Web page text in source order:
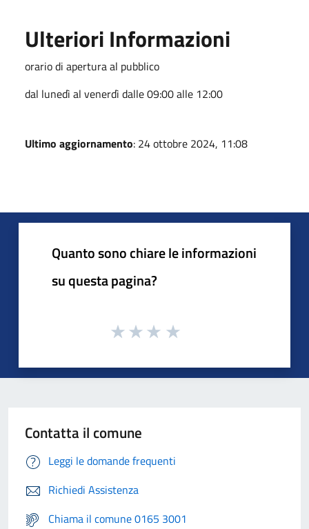
Ulteriori Informazioni
orario di apertura al pubblico
dal lunedì al venerdì dalle 09:00 alle 12:00
Ultimo aggiornamento: 24 ottobre 2024, 11:08
Quanto sono chiare le informazioni
su questa pagina?
Contatta il comune
Leggi le domande frequenti
Richiedi Assistenza
Chiama il comune 0165 3001